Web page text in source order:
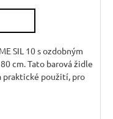
SIL 10 s ozdobným
cm. Tato barová židle
praktické použití, pro